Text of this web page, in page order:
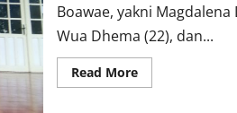
Boawae, yakni
Wua Dhema (22), dan...
Read MoreRead
more